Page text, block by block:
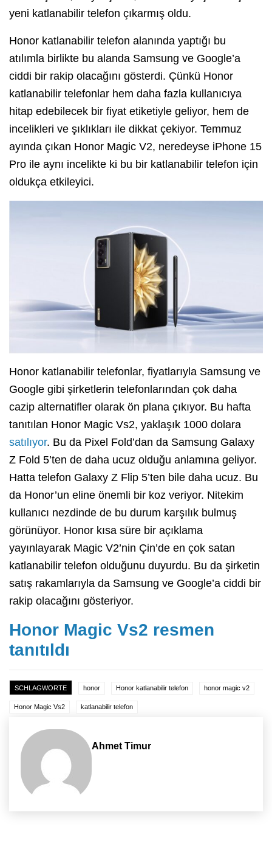
yeni katlanabilir telefon çıkarmış oldu.
Honor katlanabilir telefon alanında yaptığı bu
atılımla birlikte bu alanda Samsung ve Google’a
ciddi bir rakip olacağını gösterdi. Çünkü Honor
katlanabilir telefonlar hem daha fazla kullanıcıya
hitap edebilecek bir fiyat etiketiyle geliyor, hem de
incelikleri ve şıklıkları ile dikkat çekiyor. Temmuz
ayında çıkan Honor Magic V2, neredeyse iPhone 15
Pro ile aynı incelikte ki bu bir katlanabilir telefon için
oldukça etkileyici.
Honor katlanabilir telefonlar, fiyatlarıyla Samsung ve
Google gibi şirketlerin telefonlarından çok daha
cazip alternatifler olarak ön plana çıkıyor. Bu hafta
tanıtılan Honor Magic Vs2, yaklaşık 1000 dolara
satılıyor. Bu da Pixel Fold’dan da Samsung Galaxy
Z Fold 5’ten de daha ucuz olduğu anlamına geliyor.
Hatta telefon Galaxy Z Flip 5’ten bile daha ucuz. Bu
da Honor’un eline önemli bir koz veriyor. Nitekim
kullanıcı nezdinde de bu durum karşılık bulmuş
görünüyor. Honor kısa süre bir açıklama
yayınlayarak Magic V2’nin Çin’de en çok satan
katlanabilir telefon olduğunu duyurdu. Bu da şirketin
satış rakamlarıyla da Samsung ve Google’a ciddi bir
rakip olacağını gösteriyor.
Honor Magic Vs2 resmen
tanıtıldı
SCHLAGWORTE honor Honor katlanabilir telefon honor magic v2
Honor Magic Vs2 katlanabilir telefon
Ahmet Timur